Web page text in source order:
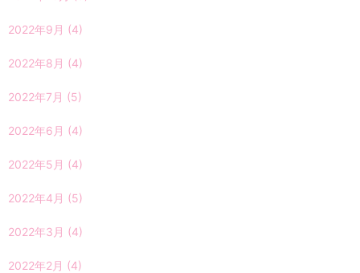
2022年9月 (4)
2022年8月 (4)
2022年7月 (5)
2022年6月 (4)
2022年5月 (4)
2022年4月 (5)
2022年3月 (4)
2022年2月 (4)